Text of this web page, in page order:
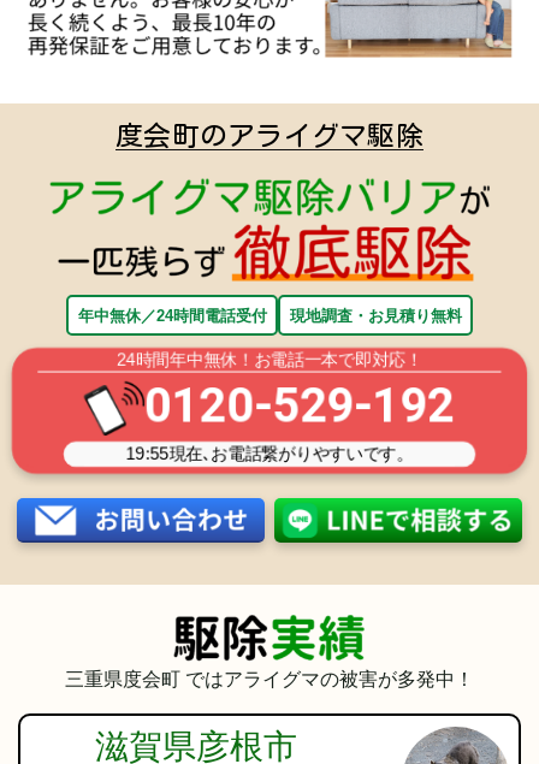
度会町のアライグマ駆除
年中無休／24時間電話受付 現地調査・お見積り無料
24時間年中無休！お電話一本で即対応！
0120-529-192
19:55現在､お電話繋がりやすいです。
三重県度会町 ではアライグマの被害が多発中！
滋賀県彦根市